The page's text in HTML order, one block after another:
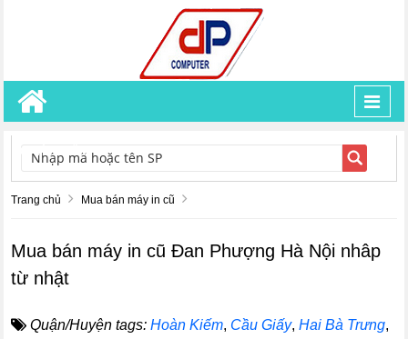
TÌM KIẾM
Trang chủ Mua bán máy in cũ
Mua bán máy in cũ Đan Phượng Hà Nội nhâp
từ nhật
Quận/Huyện tags: Hoàn Kiếm, Cầu Giấy,Hai Bà Trưng,